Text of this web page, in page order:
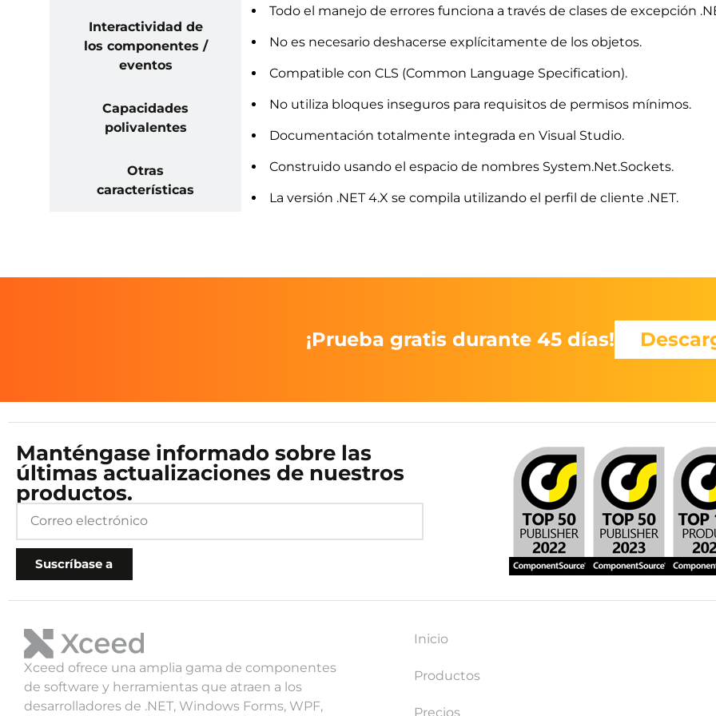
Interactividad de
los componentes /
eventos
Capacidades
polivalentes
Otras
características
Todo el manejo de errores funciona a través de clases de excepción
No es necesario deshacerse explícitamente de los objetos.
Compatible con CLS (Common Language Specification).
No utiliza bloques inseguros para requisitos de permisos mínimos.
Documentación totalmente integrada en Visual Studio.
Construido usando el espacio de nombres System.Net.Sockets.
La versión .NET 4.X se compila utilizando el perfil de cliente .NET.
¡Prueba gratis durante 45 días!
Manténgase informado sobre las
últimas actualizaciones de nuestros
productos.
Suscríbase a
Xceed ofrece una amplia gama de componentes
de software y herramientas que atraen a los
desarrolladores de .NET, Windows Forms, WPF,
Inicio
Productos
Precios